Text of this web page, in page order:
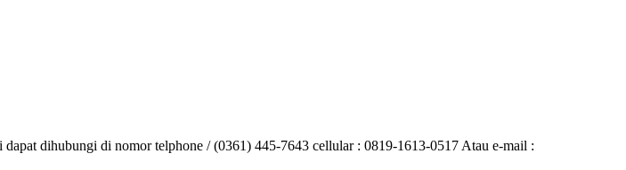
dihubungi di nomor telphone / (0361) 445-7643 cellular : 0819-1613-0517 Atau e-mail :